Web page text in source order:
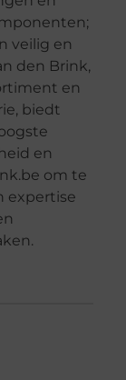
veilig en
den Brink,
en
biedt
en
om te
expertise